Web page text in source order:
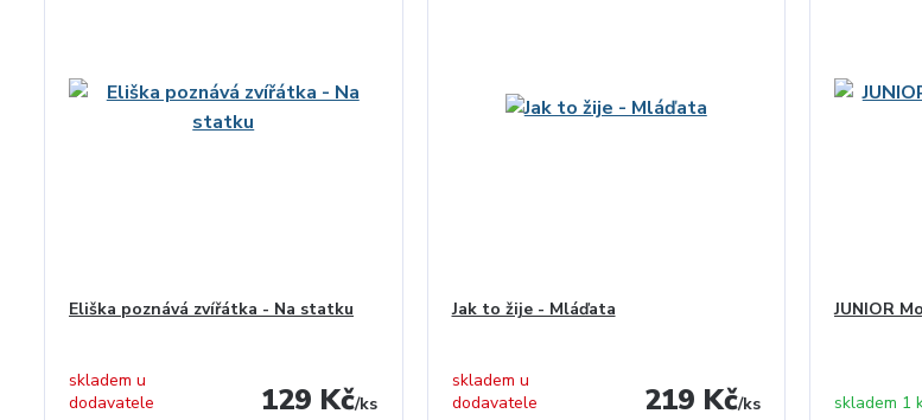
Eliška poznává zvířátka - Na statku
129 Kč/ks
skladem u
dodavatele
Jak to žije - Mláďata
219 Kč/ks
skladem u
dodavatele
JUNIOR
skladem 1